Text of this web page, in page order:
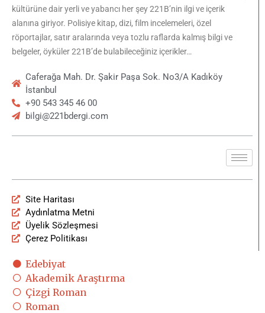
kültürüne dair yerli ve yabancı her şey 221B’nin ilgi ve içerik
alanına giriyor. Polisiye kitap, dizi, film incelemeleri, özel
röportajlar, satır aralarında veya tozlu raflarda kalmış bilgi ve
belgeler, öyküler 221B’de bulabileceğiniz içerikler…
Caferağa Mah. Dr. Şakir Paşa Sok. No3/A Kadıköy
İstanbul
+90 543 345 46 00
bilgi@221bdergi.com
Site Haritası
Aydınlatma Metni
Üyelik Sözleşmesi
Çerez Politikası
Edebiyat
Akademik Araştırma
Çizgi Roman
Roman